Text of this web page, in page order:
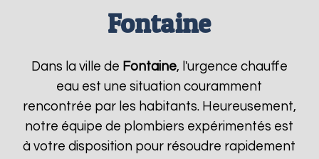
Fontaine
Dans la ville de Fontaine, l'urgence chauffe
eau est une situation couramment
rencontrée par les habitants. Heureusement,
notre équipe de plombiers expérimentés est
à votre disposition pour résoudre rapidement